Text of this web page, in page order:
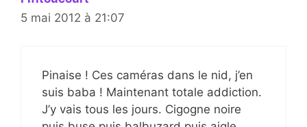
5 mai 2012 à 21:07
Pinaise ! Ces caméras dans le nid, j’en
suis baba ! Maintenant totale addiction.
J’y vais tous les jours. Cigogne noire